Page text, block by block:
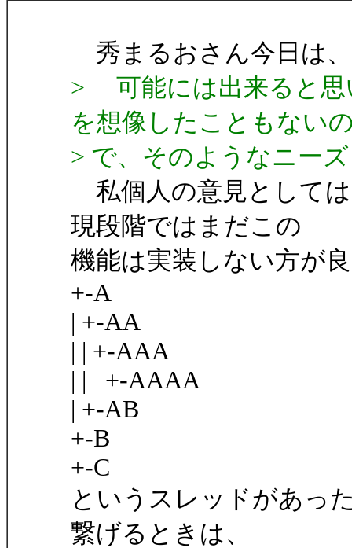
秀まるおさん今日は、
> 可能には出来ると思
を想像したこともない
> で、そのようなニー
私個人の意見として
現段階ではまだこの
機能は実装しない方が
+-A
| +-AA
| | +-AAA
| | +-AAAA
| +-AB
+-B
+-C
というスレッドがあっ
繋げるときは、